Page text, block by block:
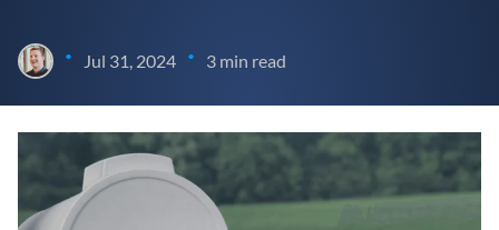
• Jul 31, 2024 • 3 min read